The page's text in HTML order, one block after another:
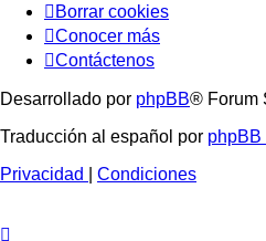
Borrar cookies
Conocer más
Contáctenos
Desarrollado por phpBB® Forum
Traducción al español por phpBB
Privacidad
Condiciones